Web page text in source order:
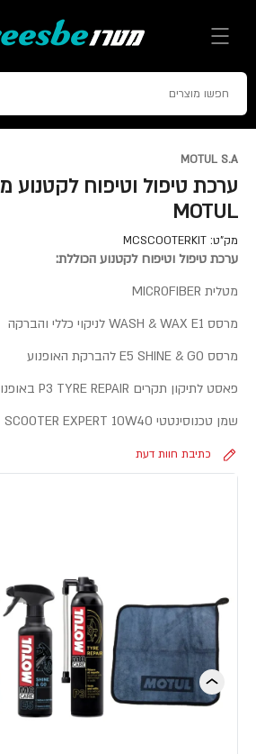
MOTUL S.A
ערכת טיפול וטיפוח לקטנוע
MOTUL
מק"ט: MCSCOOTERKIT
ערכת טיפול וטיפוח לקטנוע הכוללת:
מטלית MICROFIBER
מרסס WASH & WAX E1 לניקוי כללי והברקה
מרסס E5 SHINE & GO להברקת האופנוע
פאסט לתיקון תקרים P3 TYRE REPAIR באופנועים וקטנועים
שמן טכנוסינטטי SCOOTER EXPERT 10W40
כתיבת חוות דעת